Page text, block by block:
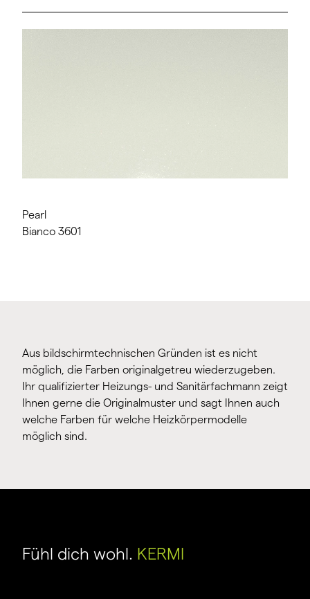
Pearl
Bianco 3601
Aus bildschirmtechnischen Gründen ist es nicht
möglich, die Farben originalgetreu wiederzugeben.
Ihr qualifizierter Heizungs- und Sanitärfachmann zeigt
Ihnen gerne die Originalmuster und sagt Ihnen auch
welche Farben für welche Heizkörpermodelle
möglich sind.
Fühl dich wohl. KERMI